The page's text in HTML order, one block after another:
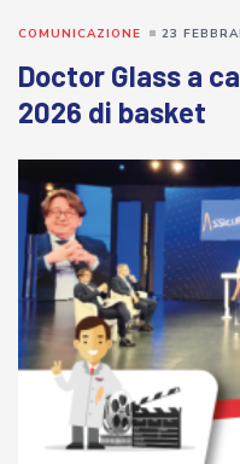
Doctor Glass a
2026 di basket
COMUNICAZIONE 23